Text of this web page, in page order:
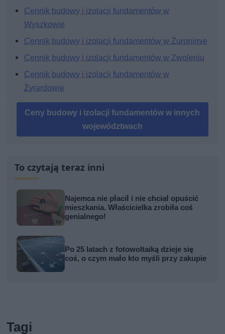
Cennik budowy i izolacji fundamentów w
Wyszkowie
Cennik budowy i izolacji fundamentów w Żuronimie
Cennik budowy i izolacji fundamentów w Zwoleniu
Cennik budowy i izolacji fundamentów w
Żyrardowie
Ceny budowy i izolacji fundamentów w innych
województwach
To czytają teraz inni
Najemca nie płacił i nie chciał opuścić
mieszkania. Właścicielka zrobiła coś
genialnego!
Po 25 latach z fotowoltaiką dzieje się
coś, o czym mało kto myśli przy zakupie
Tagi